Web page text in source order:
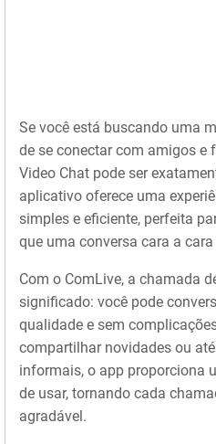
Se você está buscando uma
de se conectar com amigos e
Video Chat pode ser
aplicativo oferece uma
simples e eficiente, perfeita
que uma conversa cara a
Com o ComLive, a chamada
significado: você pode
qualidade e sem
compartilhar novidades ou
informais, o app proporciona
de usar, tornando cada
agradável.